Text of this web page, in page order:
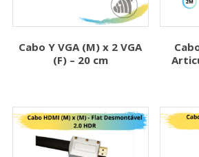
Cabo Y VGA (M) x 2 VGA
(F) – 20 cm